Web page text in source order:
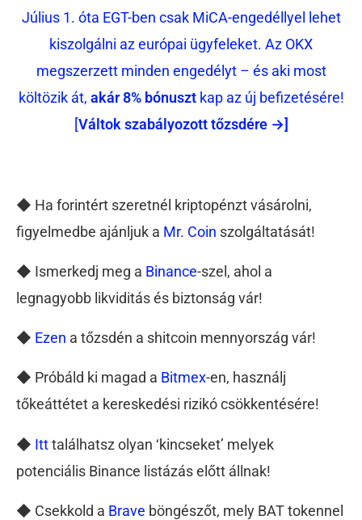
Július 1. óta EGT-ben csak MiCA-engedéllyel lehet
kiszolgálni az európai ügyfeleket. Az OKX
megszerzett minden engedélyt – és aki most
költözik át, akár 8% bónusztkap az új befizetésére!
[Váltok szabályozott tőzsdére →]
◆ Ha forintért szeretnél kriptopénzt vásárolni,
figyelmedbe ajánljuk a Mr. Coin szolgáltatását!
◆ Ismerkedj meg a Binance-szel, ahol a
legnagyobb likviditás és biztonság vár!
◆ Ezen a tőzsdén a shitcoin mennyország vár!
◆ Próbáld ki magad a Bitmex-en, használj
tőkeáttétet a kereskedési rizikó csökkentésére!
◆ Itttalálhatsz olyan ‘kincseket’ melyek
potenciális Binance listázás előtt állnak!
◆ Csekkold a Brave böngészőt, mely BAT tokennel